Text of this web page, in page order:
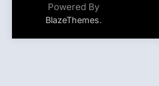
Powered By
BlazeThemes.